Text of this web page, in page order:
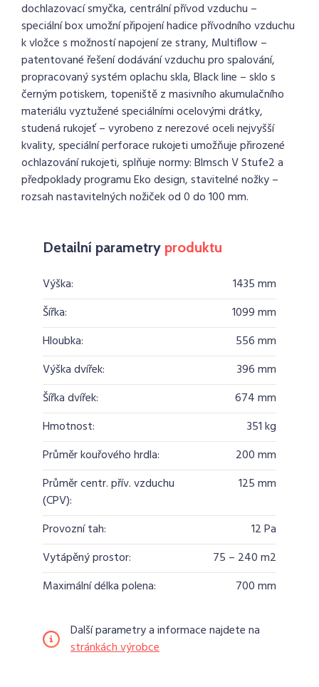
dochlazovací smyčka, centrální přívod vzduchu –
speciální box umožní připojení hadice přívodního vzduchu
k vložce s možností napojení ze strany, Multiflow –
patentované řešení dodávání vzduchu pro spalování,
propracovaný systém oplachu skla, Black line – sklo s
černým potiskem, topeniště z masivního akumulačního
materiálu vyztužené speciálními ocelovými drátky,
studená rukojeť – vyrobeno z nerezové oceli nejvyšší
kvality, speciální perforace rukojeti umožňuje přirozené
ochlazování rukojeti, splňuje normy: Blmsch V Stufe2 a
předpoklady programu Eko design, stavitelné nožky –
rozsah nastavitelných nožiček od 0 do 100 mm.
Detailní parametry produktu
Výška:
1435 mm
Šířka:
1099 mm
Hloubka:
556 mm
Výška dvířek:
396 mm
Šířka dvířek:
674 mm
Hmotnost:
351 kg
Průměr kouřového hrdla:
200 mm
Průměr centr. přív. vzduchu
(CPV):
125 mm
Provozní tah:
12 Pa
Vytápěný prostor:
75 – 240 m2
Maximální délka polena:
700 mm
Další parametry a informace najdete na
stránkách výrobce